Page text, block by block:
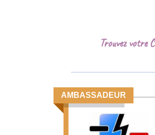
Trouvez votre
AMBASSADEUR